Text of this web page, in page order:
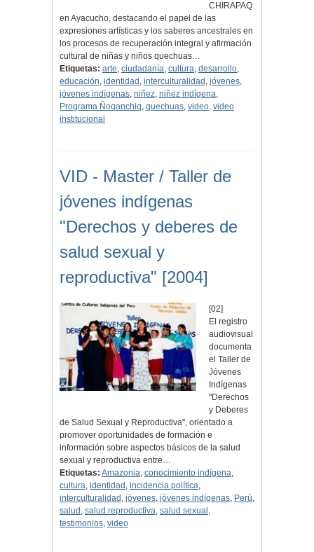
CHIRAPAQ
en Ayacucho, destacando el papel de las
expresiones artísticas y los saberes ancestrales en
los procesos de recuperación integral y afirmación
cultural de niñas y niños quechuas…
Etiquetas: arte, ciudadanía, cultura, desarrollo,
educación, identidad , interculturalidad , jóvenes,
jóvenes indígenas, niñez, niñez indígena,
Programa Ñoqanchiq, quechuas, video, video
institucional
VID - Master / Taller de
jóvenes indígenas
"Derechos y deberes de
salud sexual y
reproductiva" [2004]
[02]
El registro
audiovisual
documenta
el Taller de
Jóvenes
Indígenas
"Derechos
y Deberes
de Salud Sexual y Reproductiva", orientado a
promover oportunidades de formación e
información sobre aspectos básicos de la salud
sexual y reproductiva entre…
Etiquetas: Amazonia, conocimiento indígena,
cultura, identidad , incidencia política,
interculturalidad , jóvenes, jóvenes indígenas, Perú,
salud , salud reproductiva, salud sexual ,
testimonios, video